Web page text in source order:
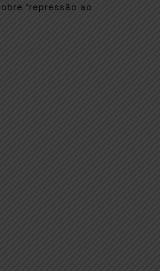
‘repressão ao